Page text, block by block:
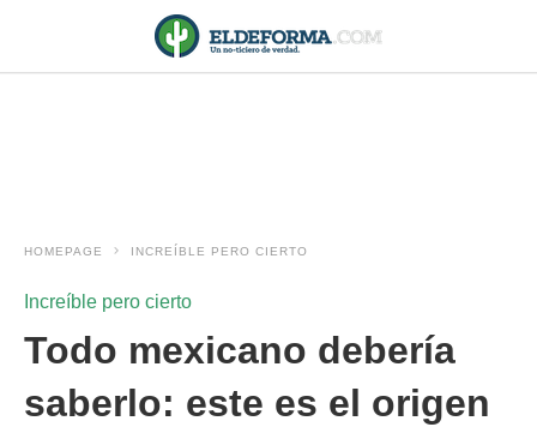
HOMEPAGE INCREÍBLE PERO CIERTO
Increíble pero cierto
Todo mexicano debería
saberlo: este es el origen